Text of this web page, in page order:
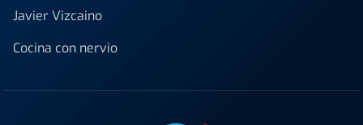
Javier Vizcaino
Cocina con nervio